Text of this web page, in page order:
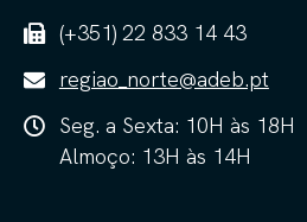
(+351) 22 833 14 43
regiao_norte@adeb.pt
Seg. a Sexta: 10H às 18H
Almoço: 13H às 14H